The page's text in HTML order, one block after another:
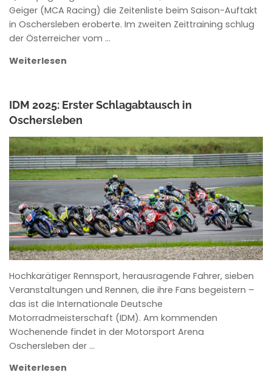
Geiger (MCA Racing) die Zeitenliste beim Saison-Auftakt
in Oschersleben eroberte. Im zweiten Zeittraining schlug
der Österreicher vom …
Weiterlesen
IDM 2025: Erster Schlagabtausch in
Oschersleben
ANKE WIECZOREK
Hochkarätiger Rennsport, herausragende Fahrer, sieben
Veranstaltungen und Rennen, die ihre Fans begeistern –
das ist die Internationale Deutsche
Motorradmeisterschaft (IDM). Am kommenden
Wochenende findet in der Motorsport Arena
Oschersleben der …
Weiterlesen